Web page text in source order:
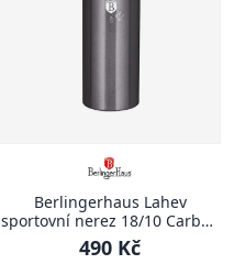
Berlingerhaus Lahev
sportovní nerez 18/10 Carbon
PRO Line 0,54 l
490 Kč